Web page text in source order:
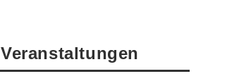
Veranstaltungen